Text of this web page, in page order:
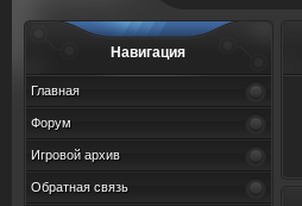
Навигация
Главная
Форум
Игровой архив
Обратная связь